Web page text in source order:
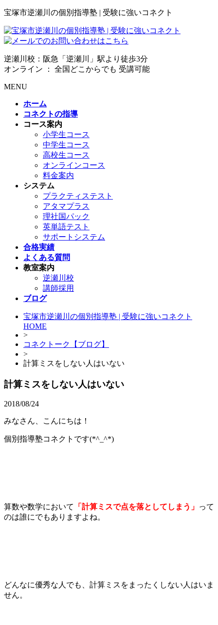
宝塚市逆瀬川の個別指導塾 | 受験に強いコネクト
逆瀬川校：阪急「逆瀬川」駅より徒歩3分
オンライン ： 全国どこからでも 受講可能
MENU
ホーム
コネクトの指導
コース案内
小学生コース
中学生コース
高校生コース
オンラインコース
料金案内
システム
プラクティステスト
アタマプラス
理社国パック
英単語テスト
サポートシステム
合格実績
よくある質問
教室案内
逆瀬川校
講師採用
ブログ
宝塚市逆瀬川の個別指導塾 | 受験に強いコネクト
HOME
>
コネクトーク【ブログ】
>
計算ミスをしない人はいない
計算ミスをしない人はいない
2018/08/24
みなさん、こんにちは！
個別指導塾コネクトです(*^_^*)
算数や数学において 「計算ミスで点を落としてしまう」 って
のは誰にでもありますよね。
どんなに優秀な人でも、計算ミスをまったくしない人はいま
せん。